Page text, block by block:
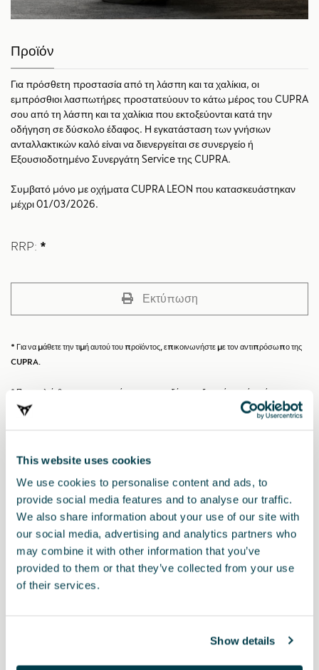
This website uses cookies
We use cookies to personalise content and ads, to
provide social media features and to analyse our traffic.
We also share information about your use of our site with
our social media, advertising and analytics partners who
may combine it with other information that you’ve
provided to them or that they’ve collected from your use
of their services.
Show details
Προϊόν
Για πρόσθετη προστασία από τη λάσπη και τα χαλίκια, οι
εμπρόσθιοι λασπωτήρες προστατεύουν το κάτω μέρος του CUPRA
σου από τη λάσπη και τα χαλίκια που εκτοξεύονται κατά την
οδήγηση σε δύσκολο έδαφος. Η εγκατάσταση των γνήσιων
ανταλλακτικών καλό είναι να διενεργείται σε συνεργείο ή
Εξουσιοδοτημένο Συνεργάτη Service της CUPRA.
Συμβατό μόνο με οχήματα CUPRA LEON που κατασκευάστηκαν
μέχρι 01/03/2026.
RRP: *
Εκτύπωση
* Για να μάθετε την τιμή αυτού του προϊόντος, επικοινωνήστε με τον αντιπρόσωπο της
CUPRA.
* Παρακαλείσθε, πριν την εγκατάσταση οποιουδήποτε αξεσουάρ στο όχημά σας, να
συμβουλεύεστε πάντα τις συστάσεις που αναφέρονται στο εγχειρίδιο τουCUPRA σας.
Επίσης ενδιαφέρουν